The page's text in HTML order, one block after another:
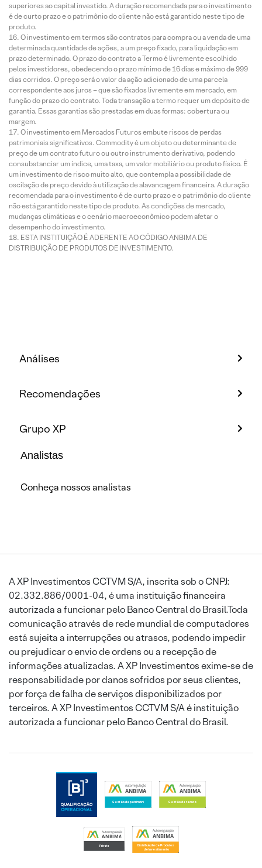
superiores ao capital investido. A duração recomendada para o investimento
é de curto prazo e o patrimônio do cliente não está garantido neste tipo de
produto.
O investimento em termos são contratos para compra ou a venda de uma
determinada quantidade de ações, a um preço fixado, para liquidação em
prazo determinado. O prazo do contrato a Termo é livremente escolhido
pelos investidores, obedecendo o prazo mínimo de 16 dias e máximo de 999
dias corridos. O preço será o valor da ação adicionado de uma parcela
correspondente aos juros – que são fixados livremente em mercado, em
função do prazo do contrato. Toda transação a termo requer um depósito de
garantia. Essas garantias são prestadas em duas formas: cobertura ou
margem.
O investimento em Mercados Futuros embute riscos de perdas
patrimoniais significativos. Commodity é um objeto ou determinante de
preço de um contrato futuro ou outro instrumento derivativo, podendo
consubstanciar um índice, uma taxa, um valor mobiliário ou produto físico. É
um investimento de risco muito alto, que contempla a possibilidade de
oscilação de preço devido à utilização de alavancagem financeira. A duração
recomendada para o investimento é de curto prazo e o patrimônio do cliente
não está garantido neste tipo de produto. As condições de mercado,
mudanças climáticas e o cenário macroeconômico podem afetar o
desempenho do investimento.
ESTA INSTITUIÇÃO É ADERENTE AO CÓDIGO ANBIMA DE
DISTRIBUIÇÃO DE PRODUTOS DE INVESTIMENTO.
Análises
Recomendações
Grupo XP
Analistas
Conheça nossos analistas
A XP Investimentos CCTVM S/A, inscrita sob o CNPJ:
02.332.886/0001-04, é uma instituição financeira
autorizada a funcionar pelo Banco Central do Brasil.Toda
comunicação através de rede mundial de computadores
está sujeita a interrupções ou atrasos, podendo impedir
ou prejudicar o envio de ordens ou a recepção de
informações atualizadas. A XP Investimentos exime-se de
responsabilidade por danos sofridos por seus clientes,
por força de falha de serviços disponibilizados por
terceiros. A XP Investimentos CCTVM S/A é instituição
autorizada a funcionar pelo Banco Central do Brasil.